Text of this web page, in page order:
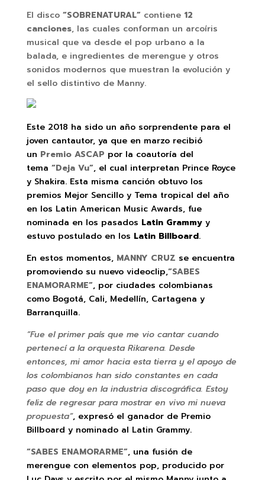
El disco “SOBRENATURAL”contiene 12
canciones, las cuales conforman un arcoíris
musical que va desde el pop urbano a la
balada, e ingredientes de merengue y otros
sonidos modernos que muestran la evolución y
el sello distintivo de Manny.
Este 2018 ha sido un año sorprendente para el
joven cantautor, ya que en marzo recibió
un Premio ASCAP por la coautoría del
tema “Deja Vu”, el cual interpretan Prince Royce
y Shakira. Esta misma canción obtuvo los
premios Mejor Sencillo y Tema tropical del año
en los Latin American Music Awards, fue
nominada en los pasados Latin Grammyy
estuvo postulado en los Latin Billboard.
En estos momentos, MANNY CRUZ se encuentra
promoviendo su nuevo videoclip,“SABES
ENAMORARME”, por ciudades colombianas
como Bogotá, Cali, Medellín, Cartagena y
Barranquilla.
“Fue el primer país que me vio cantar cuando
pertenecí a la orquesta Rikarena. Desde
entonces, mi amor hacia esta tierra y el apoyo de
los colombianos han sido constantes en cada
paso que doy en la industria discográfica. Estoy
feliz de regresar para mostrar en vivo mi nueva
propuesta”, expresó el ganador de Premio
Billboard y nominado al Latin Grammy.
“SABES ENAMORARME”, una fusión de
merengue con elementos pop, producido por